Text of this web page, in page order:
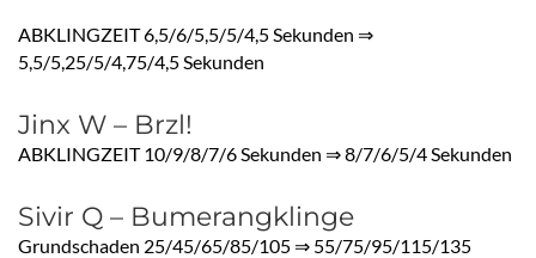
ABKLINGZEIT 6,5/6/5,5/5/4,5 Sekunden ⇒
5,5/5,25/5/4,75/4,5 Sekunden
Jinx W – Brzl!
ABKLINGZEIT 10/9/8/7/6 Sekunden ⇒ 8/7/6/5/4 Sekunden
Sivir Q – Bumerangklinge
Grundschaden 25/45/65/85/105 ⇒ 55/75/95/115/135